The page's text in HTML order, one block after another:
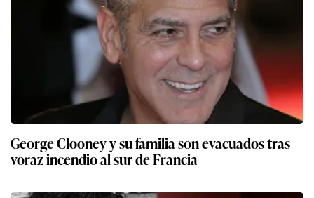
George Clooney y su familia son evacuados tras
voraz incendio al sur de Francia